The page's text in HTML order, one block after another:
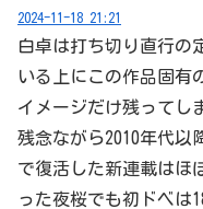
2024-11-18 21:21
白卓は打ち切り直行の
いる上にこの作品固有
イメージだけ残ってし
残念ながら2010年代以
で復活した新連載はほ
った夜桜でも初ドベは